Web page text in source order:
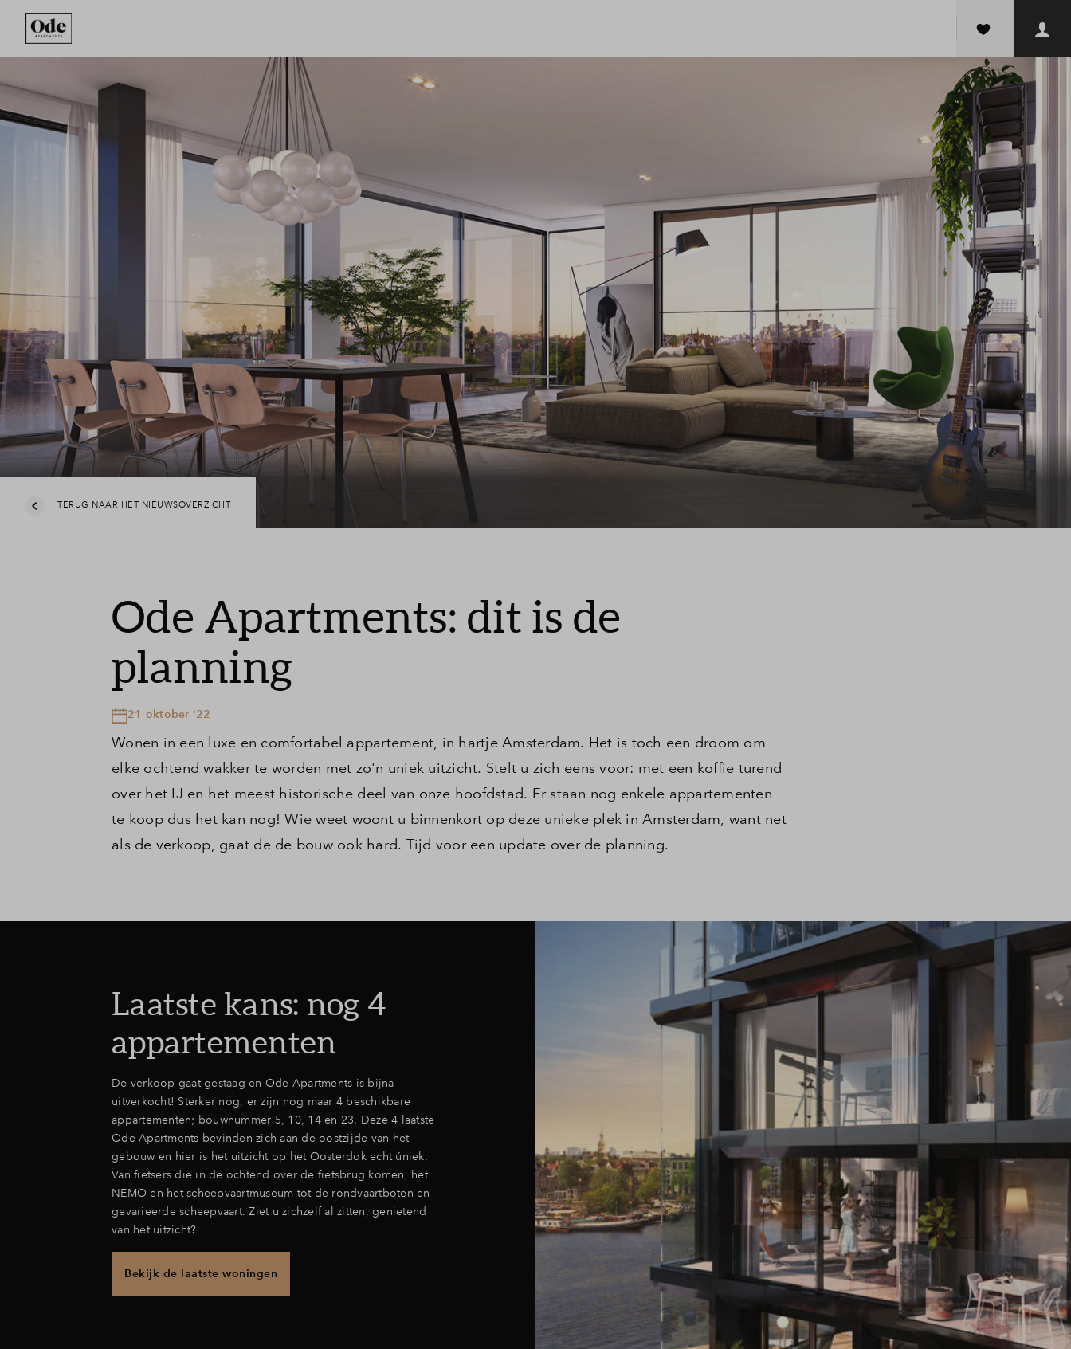
TERUG NAAR HET NIEUWSOVERZICHT
Ode Apartments: dit is de
planning
21 oktober '22
Wonen in een luxe en comfortabel appartement, in hartje Amsterdam. Het is toch een droom om
elke ochtend wakker te worden met zo'n uniek uitzicht. Stelt u zich eens voor: met een koffie turend
over het IJ en het meest historische deel van onze hoofdstad. Er staan nog enkele appartementen
te koop dus het kan nog! Wie weet woont u binnenkort op deze unieke plek in Amsterdam, want net
als de verkoop, gaat de de bouw ook hard. Tijd voor een update over de planning.
Laatste kans: nog 4
appartementen
De verkoop gaat gestaag en Ode Apartments is bijna
uitverkocht! Sterker nog, er zijn nog maar 4 beschikbare
appartementen; bouwnummer 5, 10, 14 en 23. Deze 4 laatste
Ode Apartments bevinden zich aan de oostzijde van het
gebouw en hier is het uitzicht op het Oosterdok echt úniek.
Van fietsers die in de ochtend over de fietsbrug komen, het
NEMO en het scheepvaartmuseum tot de rondvaartboten en
gevarieerde scheepvaart. Ziet u zichzelf al zitten, genietend
van het uitzicht?
Bekijk de laatste woningen